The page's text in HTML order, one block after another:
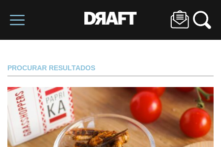
PROCURAR RESULTADOS